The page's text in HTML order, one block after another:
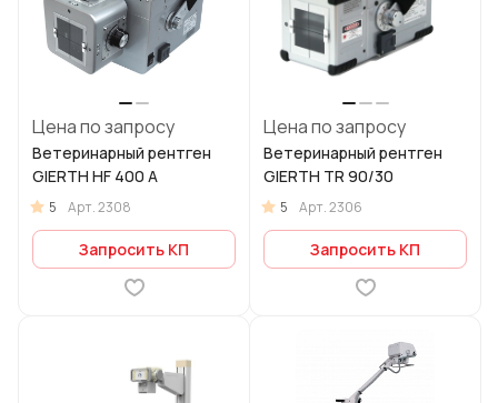
Цена по запросу
Ветеринарный рентген
GIERTH HF 400 A
5 Арт.2308
Запросить КП
Цена по запросу
Ветеринарный рентген
GIERTH TR 90/30
5 Арт.2306
Запросить КП